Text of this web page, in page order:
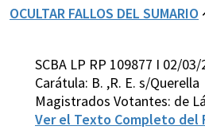
OCULTAR FALLOS DEL SUMARIO
SCBA LP RP 109877 I 02/03/
Carátula: B. ,R. E. s/Querella
Magistrados Votantes: de
Ver el Texto Completo del